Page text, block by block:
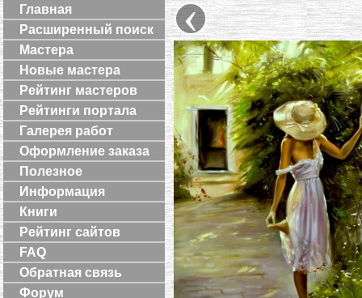
Главная
Расширенный поиск
Мастера
Новые мастера
Рейтинг мастеров
Рейтинги портала
Галерея работ
Оформление заказа
Полезное
Информация
Книги
Рейтинг сайтов
FAQ
Обратная связь
Форум
‹